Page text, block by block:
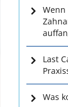
Last
Was